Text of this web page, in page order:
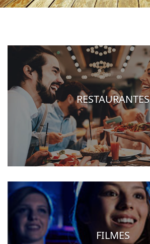
RESTAURANTES
FILMES